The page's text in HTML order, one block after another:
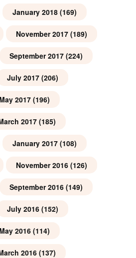
January 2018 (169)
November 2017 (189)
September 2017 (224)
July 2017 (206)
May 2017 (196)
2017 (185)
January 2017 (108)
November 2016 (126)
September 2016 (149)
July 2016 (152)
May 2016 (114)
2016 (137)